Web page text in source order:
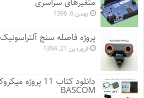
بهمن 6, 1396
پروژه فاصله سنج آلتراسونیک
فروردین 21, 1394
BASCOM